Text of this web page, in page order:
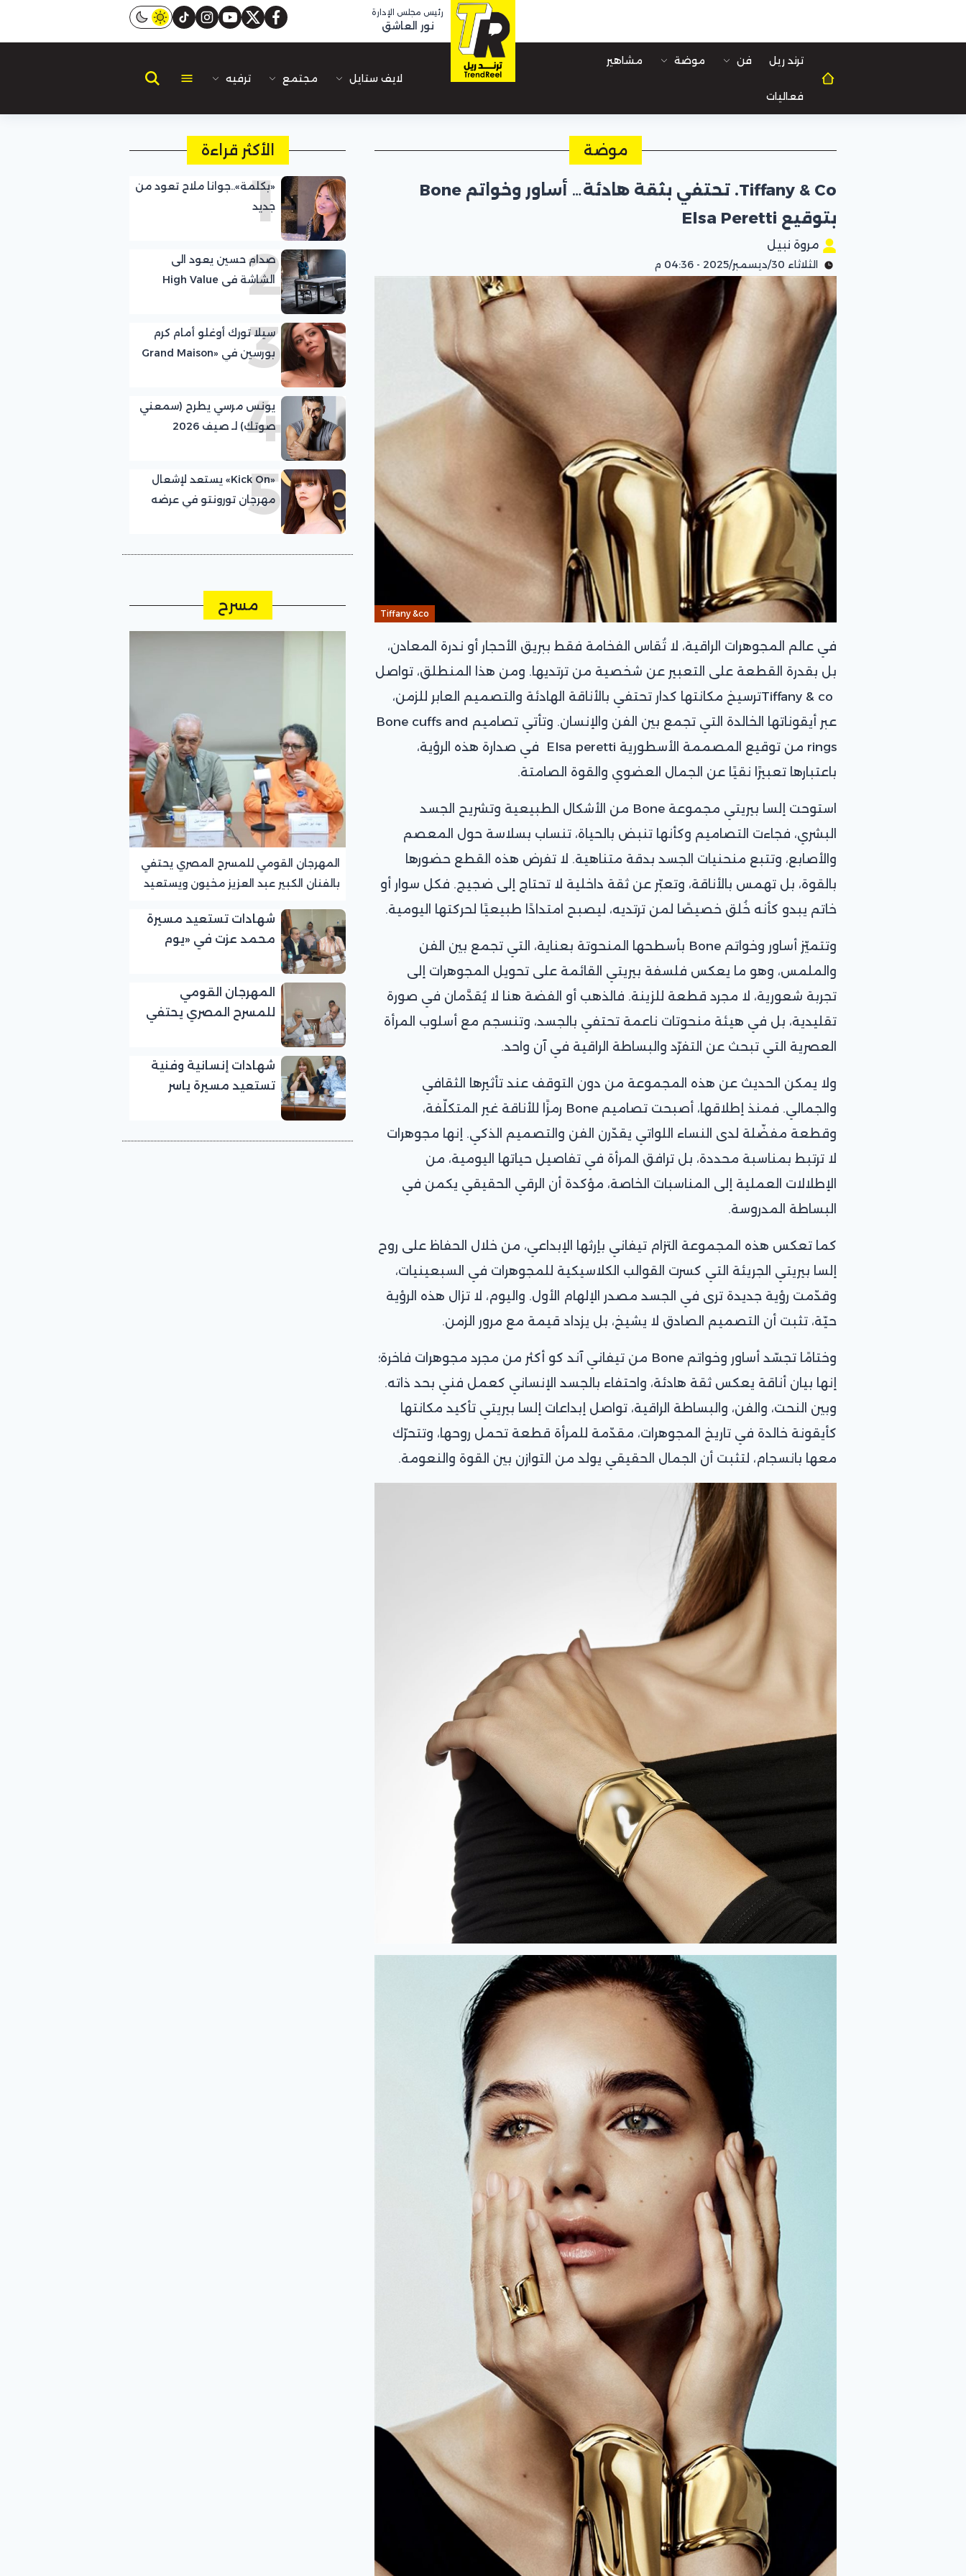
رئيس مجلس الإدارة
نور العاشق facebook
twitter
youtube
instagram
tiktok
ترند ريل فن موضة مشاهير
فعاليات
لايف ستايل مجتمع ترفيه
موضة
Tiffany & Co. تحتفي بثقة هادئة… أساور وخواتم Bone
بتوقيع Elsa Peretti
مروة نبيل
الثلاثاء 30/ديسمبر/2025 - 04:36 م
Tiffany &co
في عالم المجوهرات الراقية، لا تُقاس الفخامة فقط ببريق الأحجار أو ندرة المعادن،
بل بقدرة القطعة على التعبير عن شخصية من ترتديها. ومن هذا المنطلق، تواصل
Tiffany & coترسيخ مكانتها كدار تحتفي بالأناقة الهادئة والتصميم العابر للزمن،
عبر أيقوناتها الخالدة التي تجمع بين الفن والإنسان. وتأتي تصاميم Bone cuffs and
rings من توقيع المصممة الأسطورية Elsa peretti في صدارة هذه الرؤية،
باعتبارها تعبيرًا نقيًا عن الجمال العضوي والقوة الصامتة.
استوحت إلسا بيريتي مجموعة Bone من الأشكال الطبيعية وتشريح الجسد
البشري، فجاءت التصاميم وكأنها تنبض بالحياة، تنساب بسلاسة حول المعصم
والأصابع، وتتبع منحنيات الجسد بدقة متناهية. لا تفرض هذه القطع حضورها
بالقوة، بل تهمس بالأناقة، وتعبّر عن ثقة داخلية لا تحتاج إلى ضجيج. فكل سوار أو
خاتم يبدو كأنه خُلق خصيصًا لمن ترتديه، ليصبح امتدادًا طبيعيًا لحركتها اليومية.
وتتميّز أساور وخواتم Bone بأسطحها المنحوتة بعناية، التي تجمع بين الفن
والملمس، وهو ما يعكس فلسفة بيريتي القائمة على تحويل المجوهرات إلى
تجربة شعورية، لا مجرد قطعة للزينة. فالذهب أو الفضة هنا لا يُقدَّمان في صورة
تقليدية، بل في هيئة منحوتات ناعمة تحتفي بالجسد، وتنسجم مع أسلوب المرأة
العصرية التي تبحث عن التفرّد والبساطة الراقية في آن واحد.
ولا يمكن الحديث عن هذه المجموعة من دون التوقف عند تأثيرها الثقافي
والجمالي. فمنذ إطلاقها، أصبحت تصاميم Bone رمزًا للأناقة غير المتكلّفة،
وقطعة مفضّلة لدى النساء اللواتي يقدّرن الفن والتصميم الذكي. إنها مجوهرات
لا ترتبط بمناسبة محددة، بل ترافق المرأة في تفاصيل حياتها اليومية، من
الإطلالات العملية إلى المناسبات الخاصة، مؤكدة أن الرقي الحقيقي يكمن في
البساطة المدروسة.
كما تعكس هذه المجموعة التزام تيفاني بإرثها الإبداعي، من خلال الحفاظ على روح
إلسا بيريتي الجريئة التي كسرت القوالب الكلاسيكية للمجوهرات في السبعينيات،
وقدّمت رؤية جديدة ترى في الجسد مصدر الإلهام الأول. واليوم، لا تزال هذه الرؤية
حيّة، تثبت أن التصميم الصادق لا يشيخ، بل يزداد قيمة مع مرور الزمن.
وختامًا تجسّد أساور وخواتم Bone من تيفاني آند كو أكثر من مجرد مجوهرات فاخرة؛
إنها بيان أناقة يعكس ثقة هادئة، واحتفاء بالجسد الإنساني كعمل فني بحد ذاته.
وبين النحت، والفن، والبساطة الراقية، تواصل إبداعات إلسا بيريتي تأكيد مكانتها
كأيقونة خالدة في تاريخ المجوهرات، مقدّمة للمرأة قطعة تحمل روحها، وتتحرّك
معها بانسجام، لتثبت أن الجمال الحقيقي يولد من التوازن بين القوة والنعومة.
الأكثر قراءة
1
«بكلمة»..جوانا ملاح تعود من
جديد
2
صدام حسين يعود الى
الشاشة فى High Value
3
سيلا تورك أوغلو أمام كرم
بورسين في «Grand Maison
4
يونس مرسي يطرح (سمعني
صوتك) لـ صيف 2026
5
«Kick On» يستعد لإشعال
مهرجان تورونتو في عرضه
مسرح
المهرجان القومي للمسرح المصري يحتفي
بالفنان الكبير عبد العزيز مخيون ويستعيد
شهادات تستعيد مسيرة
محمد عزت في «يوم
للمسرح المصري
المهرجان القومي
للمسرح المصري يحتفي
لرموز المسرح»
شهادات إنسانية وفنية
تستعيد مسيرة ياسر